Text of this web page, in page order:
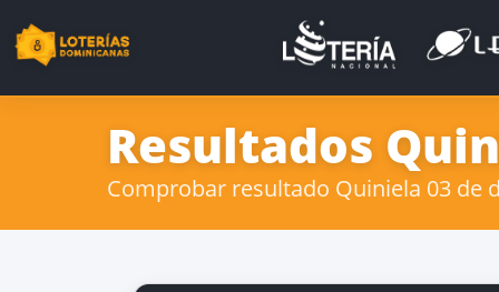
Resultados
Comprobar resultado Quiniela 03 de